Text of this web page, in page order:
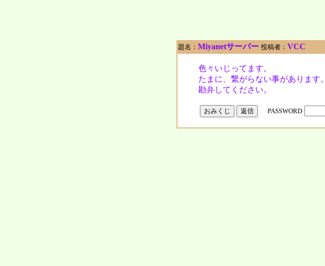
題名： Miyanetサーバー 投稿者： VCC
色々いじってます。
たまに、繋がらない事があります。
勘弁してください。
PASSWORD